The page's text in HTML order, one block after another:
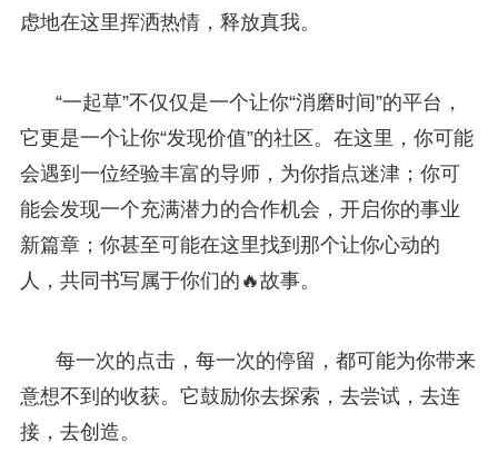
虑地在这里挥洒热情，释放真我。
“一起草”不仅仅是一个让你“消磨时间”的平台，
它更是一个让你“发现价值”的社区。在这里，你可能
会遇到一位经验丰富的导师，为你指点迷津；你可
能会发现一个充满潜力的合作机会，开启你的事业
新篇章；你甚至可能在这里找到那个让你心动的
人，共同书写属于你们的🔥故事。
每一次的点击，每一次的停留，都可能为你带来
意想不到的收获。它鼓励你去探索，去尝试，去连
接，去创造。